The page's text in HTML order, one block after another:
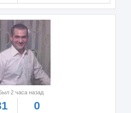
2 часа назад
0